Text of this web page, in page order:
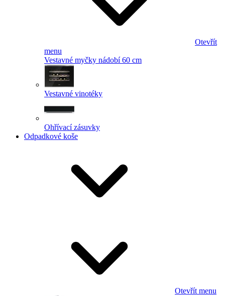
Otevřít
menu
Vestavné myčky nádobí 60 cm
Vestavné vinotéky
Ohřívací zásuvky
Odpadkové koše
Otevřít menu